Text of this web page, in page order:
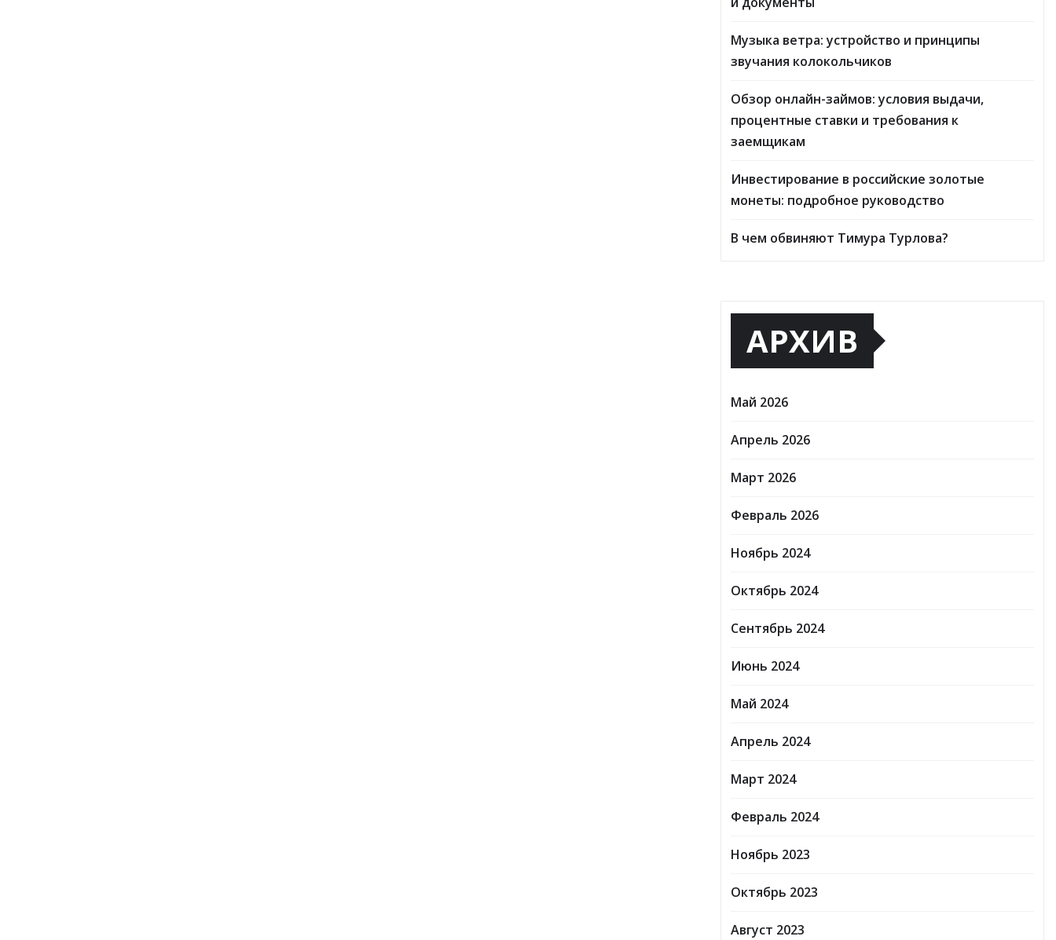
Музыка ветра: устройство и принципы
звучания колокольчиков
Обзор онлайн-займов: условия выдачи,
процентные ставки и требования к
заемщикам
Инвестирование в российские золотые
монеты: подробное руководство
В чем обвиняют Тимура Турлова?
АРХИВ
Май 2026
Апрель 2026
Март 2026
Февраль 2026
Ноябрь 2024
Октябрь 2024
Сентябрь 2024
Июнь 2024
Май 2024
Апрель 2024
Март 2024
Февраль 2024
Ноябрь 2023
Октябрь 2023
Август 2023